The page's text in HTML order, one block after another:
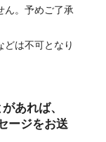
ん。予めご了承
は不可となり
あれば、
ージをお送